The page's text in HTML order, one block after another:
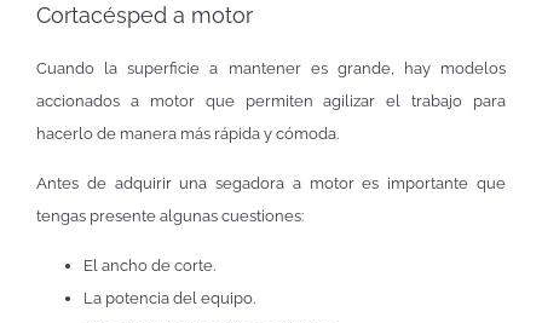
Cortacésped a motor
Cuando la superficie a mantener es grande, hay modelos
accionados a motor que permiten agilizar el trabajo para
hacerlo de manera más rápida y cómoda.
Antes de adquirir una segadora a motor es importante que
tengas presente algunas cuestiones:
El ancho de corte.
La potencia del equipo.